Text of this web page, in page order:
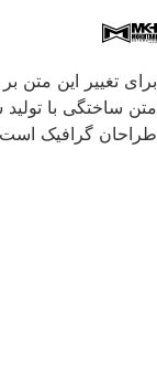
برای تغییر این متن
متن ساختگی با
طراحان گرافیک